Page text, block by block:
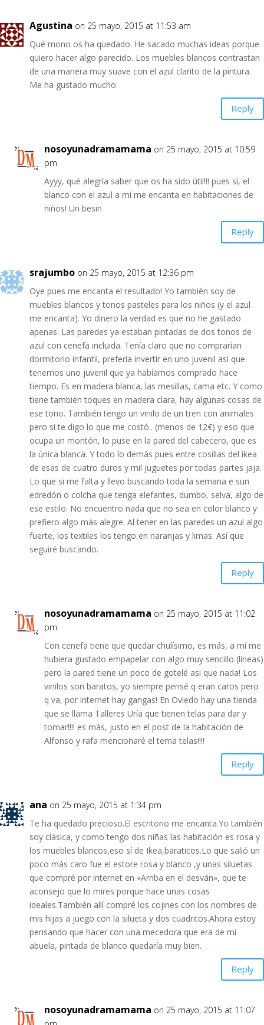
Agustina on 25 mayo, 2015 at 11:53 am
Qué mono os ha quedado. He sacado muchas ideas porque
quiero hacer algo parecido. Los muebles blancos contrastan
de una manera muy suave con el azul clarito de la pintura.
Me ha gustado mucho.
Reply
nosoyunadramamama on 25 mayo, 2015 at 10:59
pm
Ayyy, qué alegría saber que os ha sido útil!!! pues sí, el
blanco con el azul a mí me encanta en habitaciones de
niños! Un besin
Reply
srajumbo on 25 mayo, 2015 at 12:36 pm
Oye pues me encanta el resultado! Yo también soy de
muebles blancos y tonos pasteles para los niños (y el azul
me encanta). Yo dinero la verdad es que no he gastado
apenas. Las paredes ya estaban pintadas de dos tonos de
azul con cenefa incluida. Tenía claro que no comprarían
dormitorio infantil, prefería invertir en uno juvenil así que
tenemos uno juvenil que ya habíamos comprado hace
tiempo. Es en madera blanca, las mesillas, cama etc. Y como
tiene también toques en madera clara, hay algunas cosas de
ese tono. También tengo un vinilo de un tren con animales
pero si te digo lo que me costó.. (menos de 12€) y eso que
ocupa un montón, lo puse en la pared del cabecero, que es
la única blanca. Y todo lo demás pues entre cosillas del ikea
de esas de cuatro duros y mil juguetes por todas partes jaja.
Lo que si me falta y llevo buscando toda la semana e sun
edredón o colcha que tenga elefantes, dumbo, selva, algo de
ese estilo. No encuentro nada que no sea en color blanco y
prefiero algo más alegre. Al tener en las paredes un azul algo
fuerte, los textiles los tengo en naranjas y limas. Así que
seguiré buscando.
Reply
nosoyunadramamama on 25 mayo, 2015 at 11:02
pm
Con cenefa tiene que quedar chulísimo, es más, a mí me
hubiera gustado empapelar con algo muy sencillo (líneas)
pero la pared tiene un poco de gotelé asi que nada! Los
vinilos son baratos, yo siempre pensé q eran caros pero
q va, por internet hay gangas! En Oviedo hay una tienda
que se llama Talleres Uría que tienen telas para dar y
tomar!!!! es más, justo en el post de la habitación de
Alfonso y rafa mencionaré el tema telas!!!!
Reply
ana on 25 mayo, 2015 at 1:34 pm
Te ha quedado precioso.El escritorio me encanta.Yo también
soy clásica, y como tengo dos niñas las habitación es rosa y
los muebles blancos,eso sí de Ikea,baraticos.Lo que salió un
poco más caro fue el estore rosa y blanco ,y unas siluetas
que compré por internet en «Arriba en el desván», que te
aconsejo que lo mires porque hace unas cosas
ideales.También allí compré los cojines con los nombres de
mis hijas a juego con la silueta y dos cuadritos.Ahora estoy
pensando que hacer con una mecedora que era de mi
abuela, pintada de blanco quedaría muy bien.
Reply
nosoyunadramamama on 25 mayo, 2015 at 11:07